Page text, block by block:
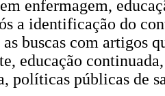
enfermagem,
a identificação do
buscas com artigos
educação
políticas públicas de